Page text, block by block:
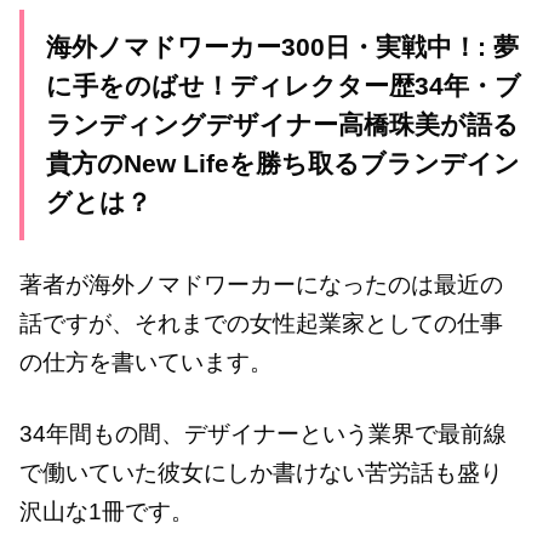
海外ノマドワーカー300日・実戦中！: 夢
に手をのばせ！ディレクター歴34年・ブ
ランディングデザイナー高橋珠美が語る
貴方のNew Lifeを勝ち取るブランデイン
グとは？
著者が海外ノマドワーカーになったのは最近の
話ですが、それまでの女性起業家としての仕事
の仕方を書いています。
34年間もの間、デザイナーという業界で最前線
で働いていた彼女にしか書けない苦労話も盛り
沢山な1冊です。